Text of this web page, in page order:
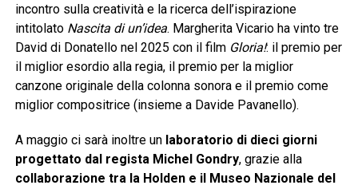
incontro sulla creatività e la ricerca dell’ispirazione
intitolato Nascita di un’idea. Margherita Vicario ha vinto tre
David di Donatello nel 2025 con il film Gloria!: il premio per
il miglior esordio alla regia, il premio per la miglior
canzone originale della colonna sonora e il premio come
miglior compositrice (insieme a Davide Pavanello).
A maggio ci sarà inoltre un laboratorio di dieci giorni
progettato dal regista Michel Gondry, grazie alla
collaborazione tra la Holden e il Museo Nazionale del